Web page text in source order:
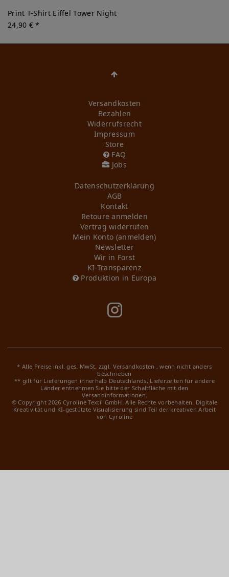
Print T-Shirt Eiffel Tower Night
24,90 € *
Versandkosten
Bezahlen
Widerrufs­recht
Impressum
Store
FAQ
Jobs
Daten­schutz­erklärung
AGB
Kontakt
Retoure anmelden
Vertrag widerrufen
Mein Konto (anmelden)
Newsletter
Wir in Forst
KI-Transparenz
Produktion in Europa
* Alle Preise inkl. ges. MwSt. zzgl. Versandkosten , wenn nicht anders
beschrieben
** gilt für Lieferungen innerhalb Deutschlands, Lieferzeiten für andere
Länder entnehmen Sie bitte der Schaltfläche mit den
Versandinformationen.
© Copyright 2026 Cyroline Textil GmbH. Alle Rechte vorbehalten. Digitale
Kreativität und KI-gestützte Visualisierung sind Teil der kreativen Arbeit
von Cyroline